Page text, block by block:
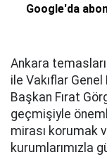
Google'da
Ankara
ile Vakıflar
Başkan Fırat
geçmişiyle
mirası korumak
kurumlarımızla